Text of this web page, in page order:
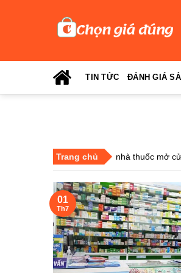
TIN TỨC ĐÁNH GIÁ
Trang chủ nhà thuốc mở
01
Th7